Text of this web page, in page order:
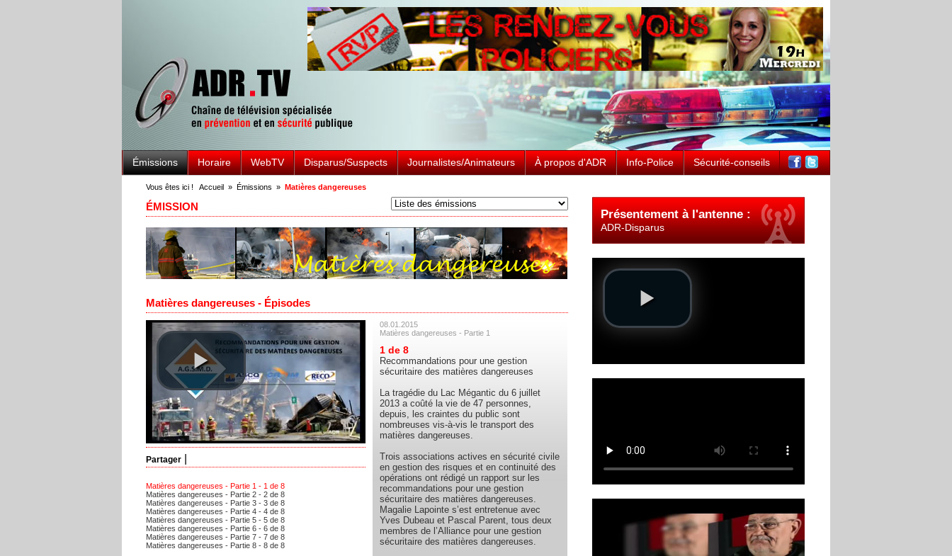
Émissions Horaire WebTV Disparus/Suspects Journalistes/Animateurs À propos d'ADR Info-Police Sécurité-conseils
Vous êtes ici ! Accueil » Émissions » Matières dangereuses
ÉMISSION
Matières dangereuses - Épisodes
Partager
Matières dangereuses - Partie 1 - 1 de 8
Matières dangereuses - Partie 2 - 2 de 8
Matières dangereuses - Partie 3 - 3 de 8
Matières dangereuses - Partie 4 - 4 de 8
Matières dangereuses - Partie 5 - 5 de 8
Matières dangereuses - Partie 6 - 6 de 8
Matières dangereuses - Partie 7 - 7 de 8
Matières dangereuses - Partie 8 - 8 de 8
08.01.2015
Matières dangereuses - Partie 1
1 de 8
Recommandations pour une gestion
sécuritaire des matières dangereuses
La tragédie du Lac Mégantic du 6 juillet
2013 a coûté la vie de 47 personnes,
depuis, les craintes du public sont
nombreuses vis-à-vis le transport des
matières dangereuses.
Trois associations actives en sécurité civile
en gestion des risques et en continuité des
opérations ont rédigé un rapport sur les
recommandations pour une gestion
sécuritaire des matières dangereuses.
Magalie Lapointe s’est entretenue avec
Yves Dubeau et Pascal Parent, tous deux
membres de l’Alliance pour une gestion
sécuritaire des matières dangereuses.
Présentement à l'antenne :
ADR-Disparus